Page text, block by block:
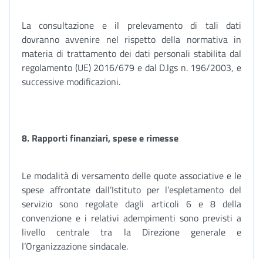
La consultazione e il prelevamento di tali dati
dovranno avvenire nel rispetto della normativa in
materia di trattamento dei dati personali stabilita dal
regolamento (UE) 2016/679 e dal D.lgs n. 196/2003, e
successive modificazioni.
8. Rapporti finanziari, spese e rimesse
Le modalità di versamento delle quote associative e le
spese affrontate dall’Istituto per l’espletamento del
servizio sono regolate dagli articoli 6 e 8 della
convenzione e i relativi adempimenti sono previsti a
livello centrale tra la Direzione generale e
l’Organizzazione sindacale.